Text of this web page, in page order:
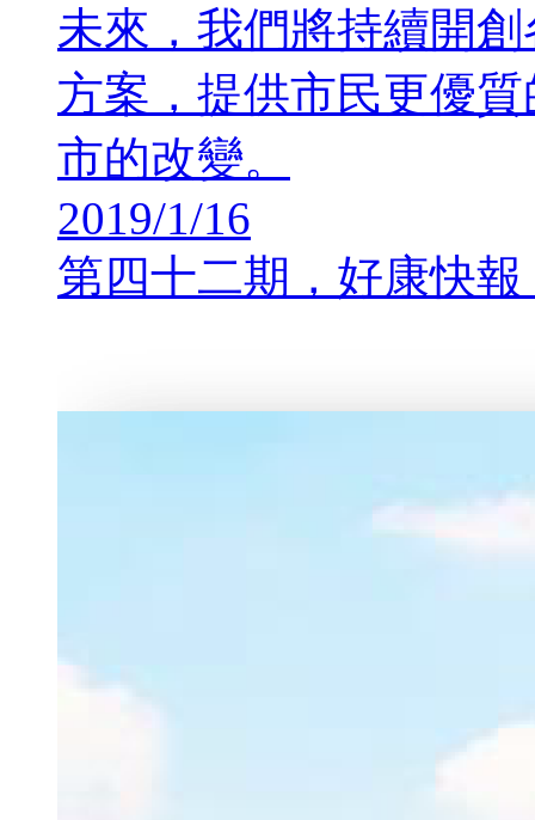
未來，我們將持續開
方案，提供市民更優
市的改變。
2019/1/16
第四十二期，好康快